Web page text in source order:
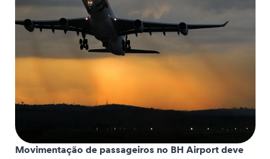
Movimentação de passageiros no BH Airport deve